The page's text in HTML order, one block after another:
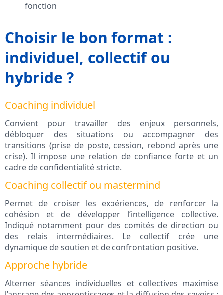
fonction
Choisir le bon format :
individuel, collectif ou
hybride ?
Coaching individuel
Convient pour travailler des enjeux personnels,
débloquer des situations ou accompagner des
transitions (prise de poste, cession, rebond après une
crise). Il impose une relation de confiance forte et un
cadre de confidentialité stricte.
Coaching collectif ou mastermind
Permet de croiser les expériences, de renforcer la
cohésion et de développer l’intelligence collective.
Indiqué notamment pour des comités de direction ou
des relais intermédiaires. Le collectif crée une
dynamique de soutien et de confrontation positive.
Approche hybride
Alterner séances individuelles et collectives maximise